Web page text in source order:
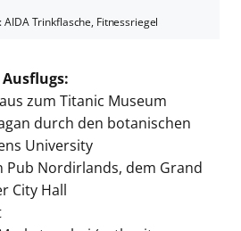
Trinkflasche, Fitnessriegel
zum Titanic Museum
durch den botanischen
University
Pub Nordirlands, dem Grand
City Hall